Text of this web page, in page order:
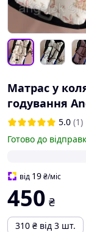
Матрас у
годування
5.0 (1)
Готово до
від 19₴/міс
450 ₴
310 ₴ від 3 шт.